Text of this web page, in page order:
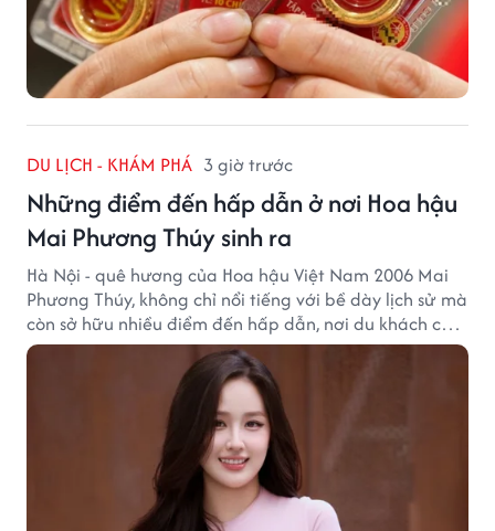
DU LỊCH - KHÁM PHÁ 3 giờ trước
Những điểm đến hấp dẫn ở nơi Hoa hậu
Mai Phương Thúy sinh ra
Hà Nội - quê hương của Hoa hậu Việt Nam 2006 Mai
Phương Thúy, không chỉ nổi tiếng với bề dày lịch sử mà
còn sở hữu nhiều điểm đến hấp dẫn, nơi du khách có
thể cảm nhận trọn vẹn vẻ đẹp cổ kính xen lẫn nhịp
sống hiện đại của Thủ đô.